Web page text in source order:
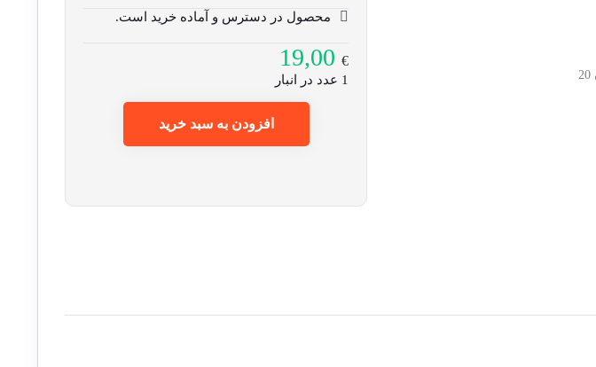
محصول در دسترس و آماده خرید است.
19,00€
1 عدد در انبار
افزودن به سبد خرید